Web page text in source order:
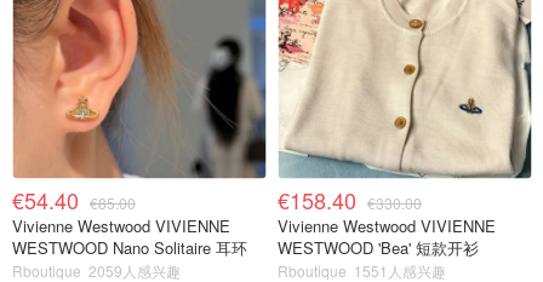
€54.40 €85.00
Vivienne Westwood VIVIENNE
WESTWOOD Nano Solitaire 耳环
Rboutique 2059人感兴趣
€158.40 €330.00
Vivienne Westwood VIVIENNE
WESTWOOD 'Bea' 短款开衫
Rboutique 1551人感兴趣